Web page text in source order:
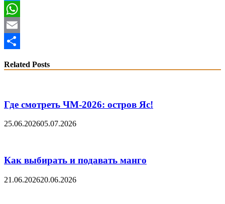
Twitter
WhatsApp
Email
Related Posts
Где смотреть ЧМ-2026: остров Яс!
25.06.202605.07.2026
Как выбирать и подавать манго
21.06.202620.06.2026